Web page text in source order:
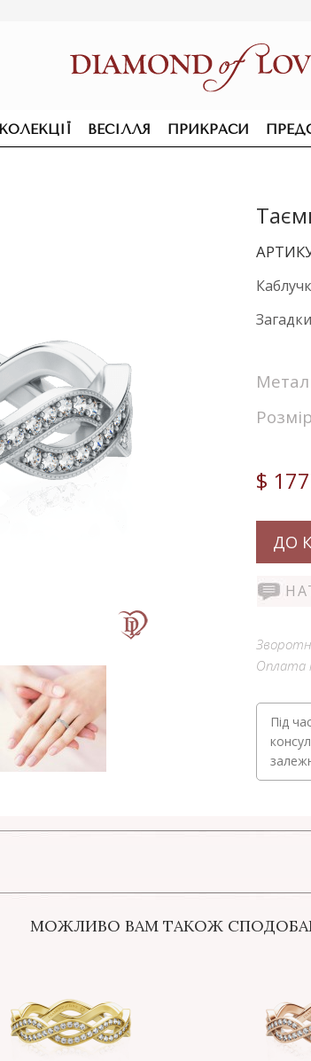
КОЛЕКЦІЇ ВЕСІЛЛЯ ПРИКРАСИ
ПІДВІСКИ ТА КОЛЬЄМетал
Розмір
$
ДО
Оплата
Під
МОЖЛИВО ВАМ ТАКОЖ